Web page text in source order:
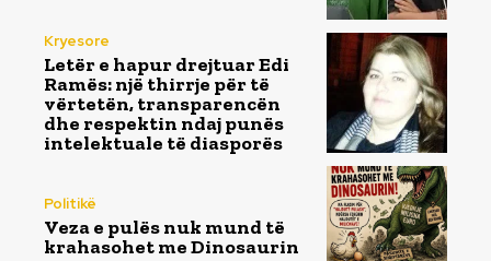
Kryesore
Letër e hapur drejtuar Edi
Ramës: një thirrje për të
vërtetën, transparencën
dhe respektin ndaj punës
intelektuale të diasporës
Politikë
Veza e pulës nuk mund të
krahasohet me Dinosaurin